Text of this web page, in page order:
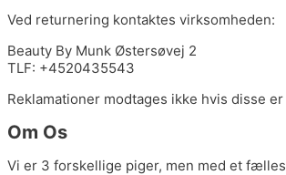
Ved returnering kontaktes virksomheden:
Beauty By Munk Østersøvej 2
TLF: +4520435543
Reklamationer modtages ikke hvis disse
Om Os
Vi er 3 forskellige piger, men med et